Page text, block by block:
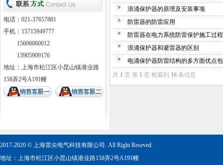
电话：021-37657881
手机：15715949777
15606060012
13905909176
地址：上海市松江区小昆山镇港业路
158弄2号A191幢
浪涌保护器的原理及安装事项
防雷器的防雷应用
防雷器在电力系统防雷保护施工过
浪涌保护器和避雷器的区别
电涌保护器防雷结构的多方面优点
共 1 页 第 1 页 检索到 16 条信息
2017-2020 © 上海雷尖电气科技有限公司. All Right Reseved.
地址：上海市松江区小昆山镇港业路158弄2号A191幢